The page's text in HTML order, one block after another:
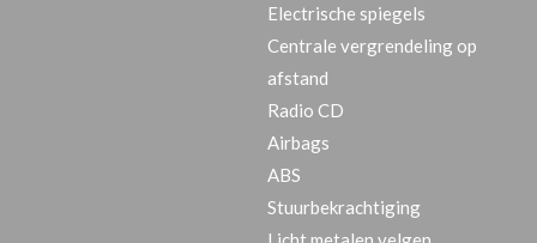
Electrische spiegels
Centrale vergrendeling op
afstand
Radio CD
Airbags
ABS
Stuurbekrachtiging